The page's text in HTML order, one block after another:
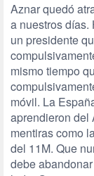
Aznar quedó
a nuestros
un presidente
mismo tiempo
móvil. La
aprendieron del
mentiras como
del 11M. Que
debe